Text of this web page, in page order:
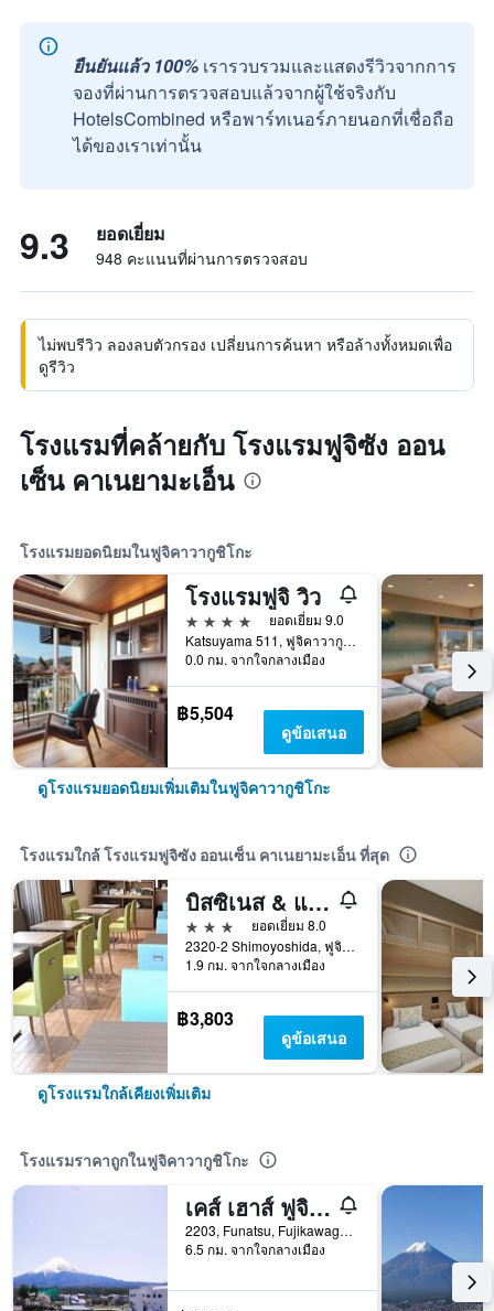
ยืนยันแล้ว 100% เรารวบรวมและแสดงรีวิวจากการ
จองที่ผ่านการตรวจสอบแล้วจากผู้ใช้จริงกับ
HotelsCombined หรือพาร์ทเนอร์ภายนอกที่เชื่อถือ
ได้ของเราเท่านั้น
9.3 ยอดเยี่ยม
948 คะแนนที่ผ่านการตรวจสอบ
ไม่พบรีวิว ลองลบตัวกรอง เปลี่ยนการค้นหา หรือล้างทั้งหมดเพื่อ
ดูรีวิว
โรงแรมที่คล้ายกับ โรงแรมฟูจิซัง ออน
เซ็น คาเนยามะเอ็น
โรงแรมยอดนิยมในฟูจิคาวากูชิโกะ
โรงแรมฟูจิ วิว
4 ดาว
ยอดเยี่ยม 9.0
Katsuyama 511, ฟูจิคาวากูชิโกะ, ญี่ปุ่น
0.0 กม. จากใจกลางเมือง
฿5,504
ดูข้อเสนอ
ดูโรงแรมยอดนิยมเพิ่มเติมในฟูจิคาวากูชิโกะ
โรงแรมใกล้ โรงแรมฟูจิซัง ออนเซ็น คาเนยามะเอ็น ที่สุด
บิสซิเนส & แฟมิลี ทาบิจิยะ
3 ดาว
ยอดเยี่ยม 8.0
2320-2 Shimoyoshida, ฟูจิคาวากูชิโกะ, ญี่ปุ่น
1.9 กม. จากใจกลางเมือง
฿3,803
ดูข้อเสนอ
ดูโรงแรมใกล้เคียงเพิ่มเติม
โรงแรมราคาถูกในฟูจิคาวากูชิโกะ
เคส์ เฮาส์ ฟูจิ วิว - โฮสเทล
2203, Funatsu, Fujikawaguchiko-machi Minamitsuru-gun, ฟูจิคาวากูชิโกะ, ญี่ปุ่น
6.5 กม. จากใจกลางเมือง